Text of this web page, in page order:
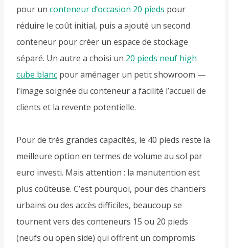
pour un conteneur d’occasion 20 pieds pour
réduire le coût initial, puis a ajouté un second
conteneur pour créer un espace de stockage
séparé. Un autre a choisi un 20 pieds neuf high
cube blanc pour aménager un petit showroom —
l’image soignée du conteneur a facilité l’accueil de
clients et la revente potentielle.
Pour de très grandes capacités, le 40 pieds reste la
meilleure option en termes de volume au sol par
euro investi. Mais attention : la manutention est
plus coûteuse. C’est pourquoi, pour des chantiers
urbains ou des accès difficiles, beaucoup se
tournent vers des conteneurs 15 ou 20 pieds
(neufs ou open side) qui offrent un compromis